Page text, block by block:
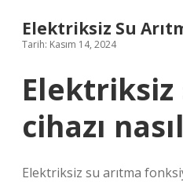
Elektriksiz Su
Tarih: Kasım 14, 2024
Elektriksiz
cihazı
Elektriksiz su arıtma